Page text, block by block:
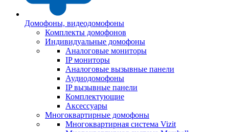
Домофоны, видеодомофоны
Комплекты домофонов
Индивидуальные домофоны
Аналоговые мониторы
IP мониторы
Аналоговые вызывные панели
Аудиодомофоны
IP вызывные панели
Комплектующие
Аксессуары
Многоквартирные домофоны
Многоквартирная система Vizit